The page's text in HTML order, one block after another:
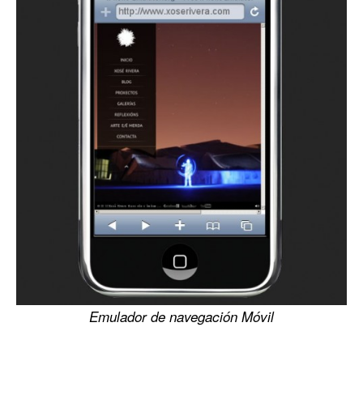
Emulador de navegación Móvil